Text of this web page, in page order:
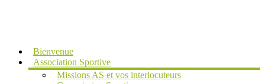
Bienvenue
Association Sportive
Missions AS et vos interlocuteurs